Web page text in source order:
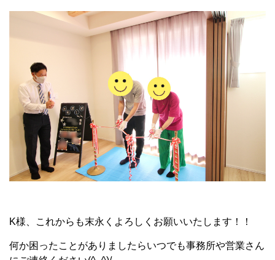
K様、これからも末永くよろしくお願いいたします！！
何か困ったことがありましたらいつでも事務所や営業さん